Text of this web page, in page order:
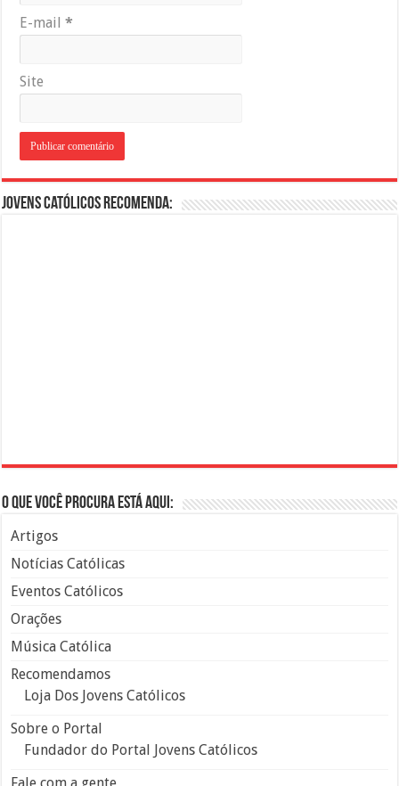
E-mail*
Site
Jovens Católicos Recomenda:
O que você procura está aqui:
Artigos
Notícias Católicas
Eventos Católicos
Orações
Música Católica
Recomendamos
Loja Dos Jovens Católicos
Sobre o Portal
Fundador do Portal Jovens Católicos